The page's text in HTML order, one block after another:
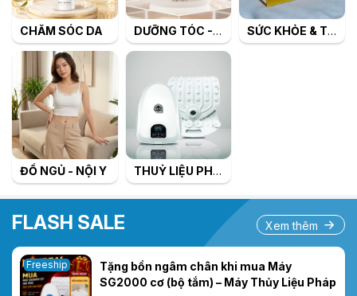
CHĂM SÓC DA DƯỠNG TÓC - TẠO KIỂU TÓC SỨC KHỎE & TIÊU DÙNG
ĐỒ NGỦ - NỘI Y THUỶ LIỆU PHÁP
FLASH SALE
Freeship
Tặng bồn ngâm chân khi mua Máy
SG2000 cơ (bộ tắm) – Máy Thủy Liệu Pháp
Xem thêm